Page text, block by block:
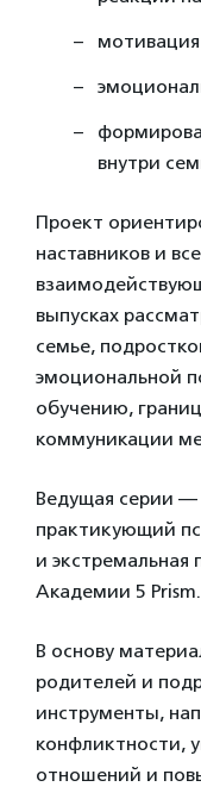
внутри
Проект
наставников и
выпусках
семье,
эмоциональной
обучению,
коммуникации
Ведущая серии —
практикующий
и экстремальная
Академии 5 Prism.
В основу
родителей и
инструменты,
конфликтности,
отношений и